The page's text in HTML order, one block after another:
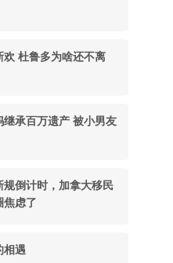
欢 杜鲁多为啥还不离
继承百万遗产 被小男友
规倒计时，加拿大移民
焦虑了
相遇